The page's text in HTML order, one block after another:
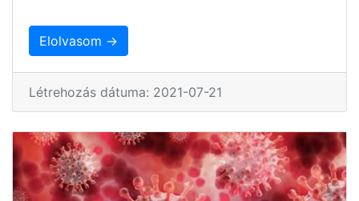
Elolvasom →
Létrehozás dátuma: 2021-07-21